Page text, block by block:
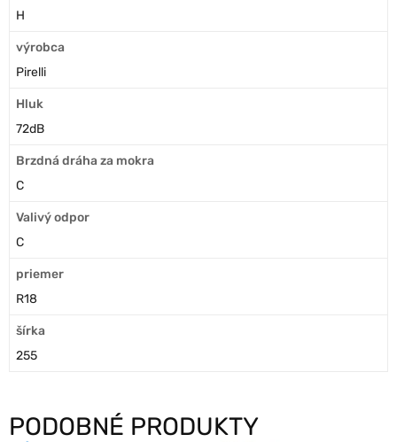
H
výrobca
Pirelli
Hluk
72dB
Brzdná dráha za mokra
C
Valivý odpor
C
priemer
R18
šírka
255
PODOBNÉ PRODUKTY